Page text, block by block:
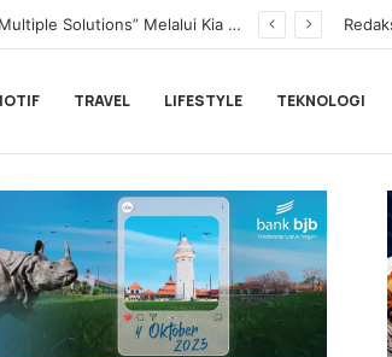
Transformasi Digital Perkuat Layanan, Bank bjb Raih Lima Titanium Awards pada PRIMA Awards 2026
TRAVEL LIFESTYLE TEKNOLOGI